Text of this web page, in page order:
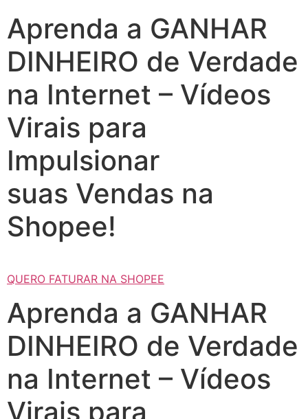
Aprenda a GANHAR
DINHEIRO de Verdade
na Internet – Vídeos
Virais para
Impulsionar
suas Vendas na
Shopee!
QUERO FATURAR NA SHOPEE
Aprenda a GANHAR
DINHEIRO de Verdade
na Internet – Vídeos
Virais para